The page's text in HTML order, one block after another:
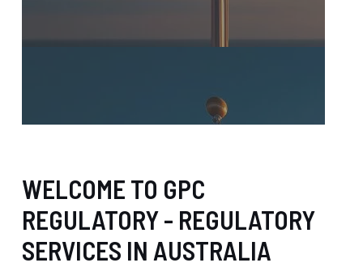
WELCOME TO GPC
REGULATORY - REGULATORY
SERVICES IN AUSTRALIA